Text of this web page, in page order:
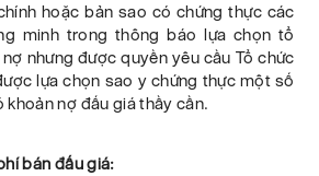
hoặc bản sao có chứng thực các
minh trong thông báo lựa chọn tổ
nhưng được quyền yêu cầu Tổ chức
lựa chọn sao y chứng thực một số
nợ đấu giá thầy cần.
bán đấu giá: